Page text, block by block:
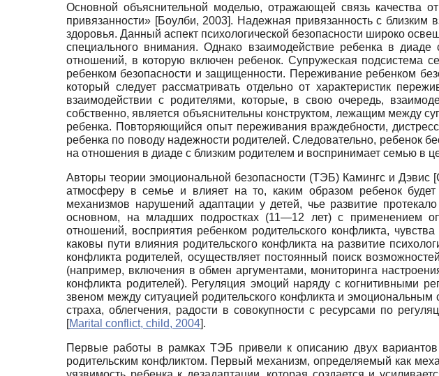
Основной объяснительной моделью, отражающей связь качества
привязанности» [Боулби, 2003]. Надежная привязанность с близким
здоровья. Данный аспект психологической безопасности широко
специального внимания. Однако взаимодействие ребенка в
отношений, в которую включен ребенок. Супружеская
ребенком безопасности и защищенности. Переживание ребенком
который следует рассматривать отдельно от характеристик
взаимодействии с родителями, которые, в свою очередь,
собственно, является объяснительны кон­структом, лежащим между
ребенка. Повторяющийся опыт переживания враждебности,
ребенка по поводу надежности родителей. Следовательно, ребенок
на отношения в диаде с близким родителем и воспринимает семью в
Авторы теории эмоциональной безопасности (ТЭБ) Камингс и Дэвис [
атмосферу в семье и влияет на то, каким образом ребенок
механизмов нарушений адаптации у детей, чье развитие
основном, на младших подростках (11—12 лет) с применением
отношений, восприятия ребенком родительского конфликта,
каковы пути влияния родительского конфликта на развитие
конфликта родителей, осуществляет постоянный поиск
(например, включения в обмен аргументами, мониторинга
конфликта родителей). Регуляция эмоций наряду с когнитивными
звеном между ситуацией родительского конфликта и
страха, облегчения, радости в совокупности с ресурсами по
[Marital conflict, child, 2004].
Первые работы в рамках ТЭБ привели к описанию двух
родительским конфликтом. Первый механизм, определяемый как